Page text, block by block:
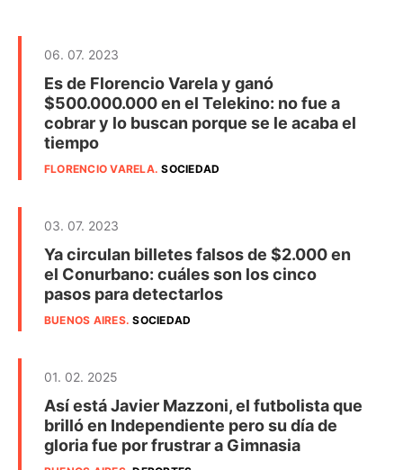
06. 07. 2023
Es de Florencio Varela y ganó
$500.000.000 en el Telekino: no fue a
cobrar y lo buscan porque se le acaba el
tiempo
FLORENCIO VARELA.SOCIEDAD
03. 07. 2023
Ya circulan billetes falsos de $2.000 en
el Conurbano: cuáles son los cinco
pasos para detectarlos
BUENOS AIRES.SOCIEDAD
01. 02. 2025
Así está Javier Mazzoni, el futbolista que
brilló en Independiente pero su día de
gloria fue por frustrar a Gimnasia